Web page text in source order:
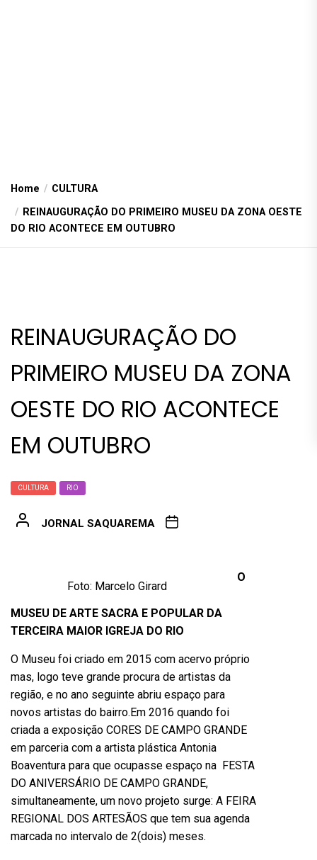
Home
CULTURA
REINAUGURAÇÃO DO PRIMEIRO MUSEU DA ZONA OESTE
DO RIO ACONTECE EM OUTUBRO
REINAUGURAÇÃO DO
PRIMEIRO MUSEU DA ZONA
OESTE DO RIO ACONTECE
EM OUTUBRO
CULTURA RIO
JORNAL SAQUAREMA
Foto: Marcelo Girard
O
MUSEU DE ARTE SACRA E POPULAR DA
TERCEIRA MAIOR IGREJA DO RIO
O Museu foi criado em 2015 com acervo próprio
mas, logo teve grande procura de artistas da
região, e no ano seguinte abriu espaço para
novos artistas do bairro.Em 2016 quando foi
criada a exposição CORES DE CAMPO GRANDE
em parceria com a artista plástica Antonia
Boaventura para que ocupasse espaço na FESTA
DO ANIVERSÁRIO DE CAMPO GRANDE,
simultaneamente, um novo projeto surge: A FEIRA
REGIONAL DOS ARTESÃOS que tem sua agenda
marcada no intervalo de 2(dois) meses.